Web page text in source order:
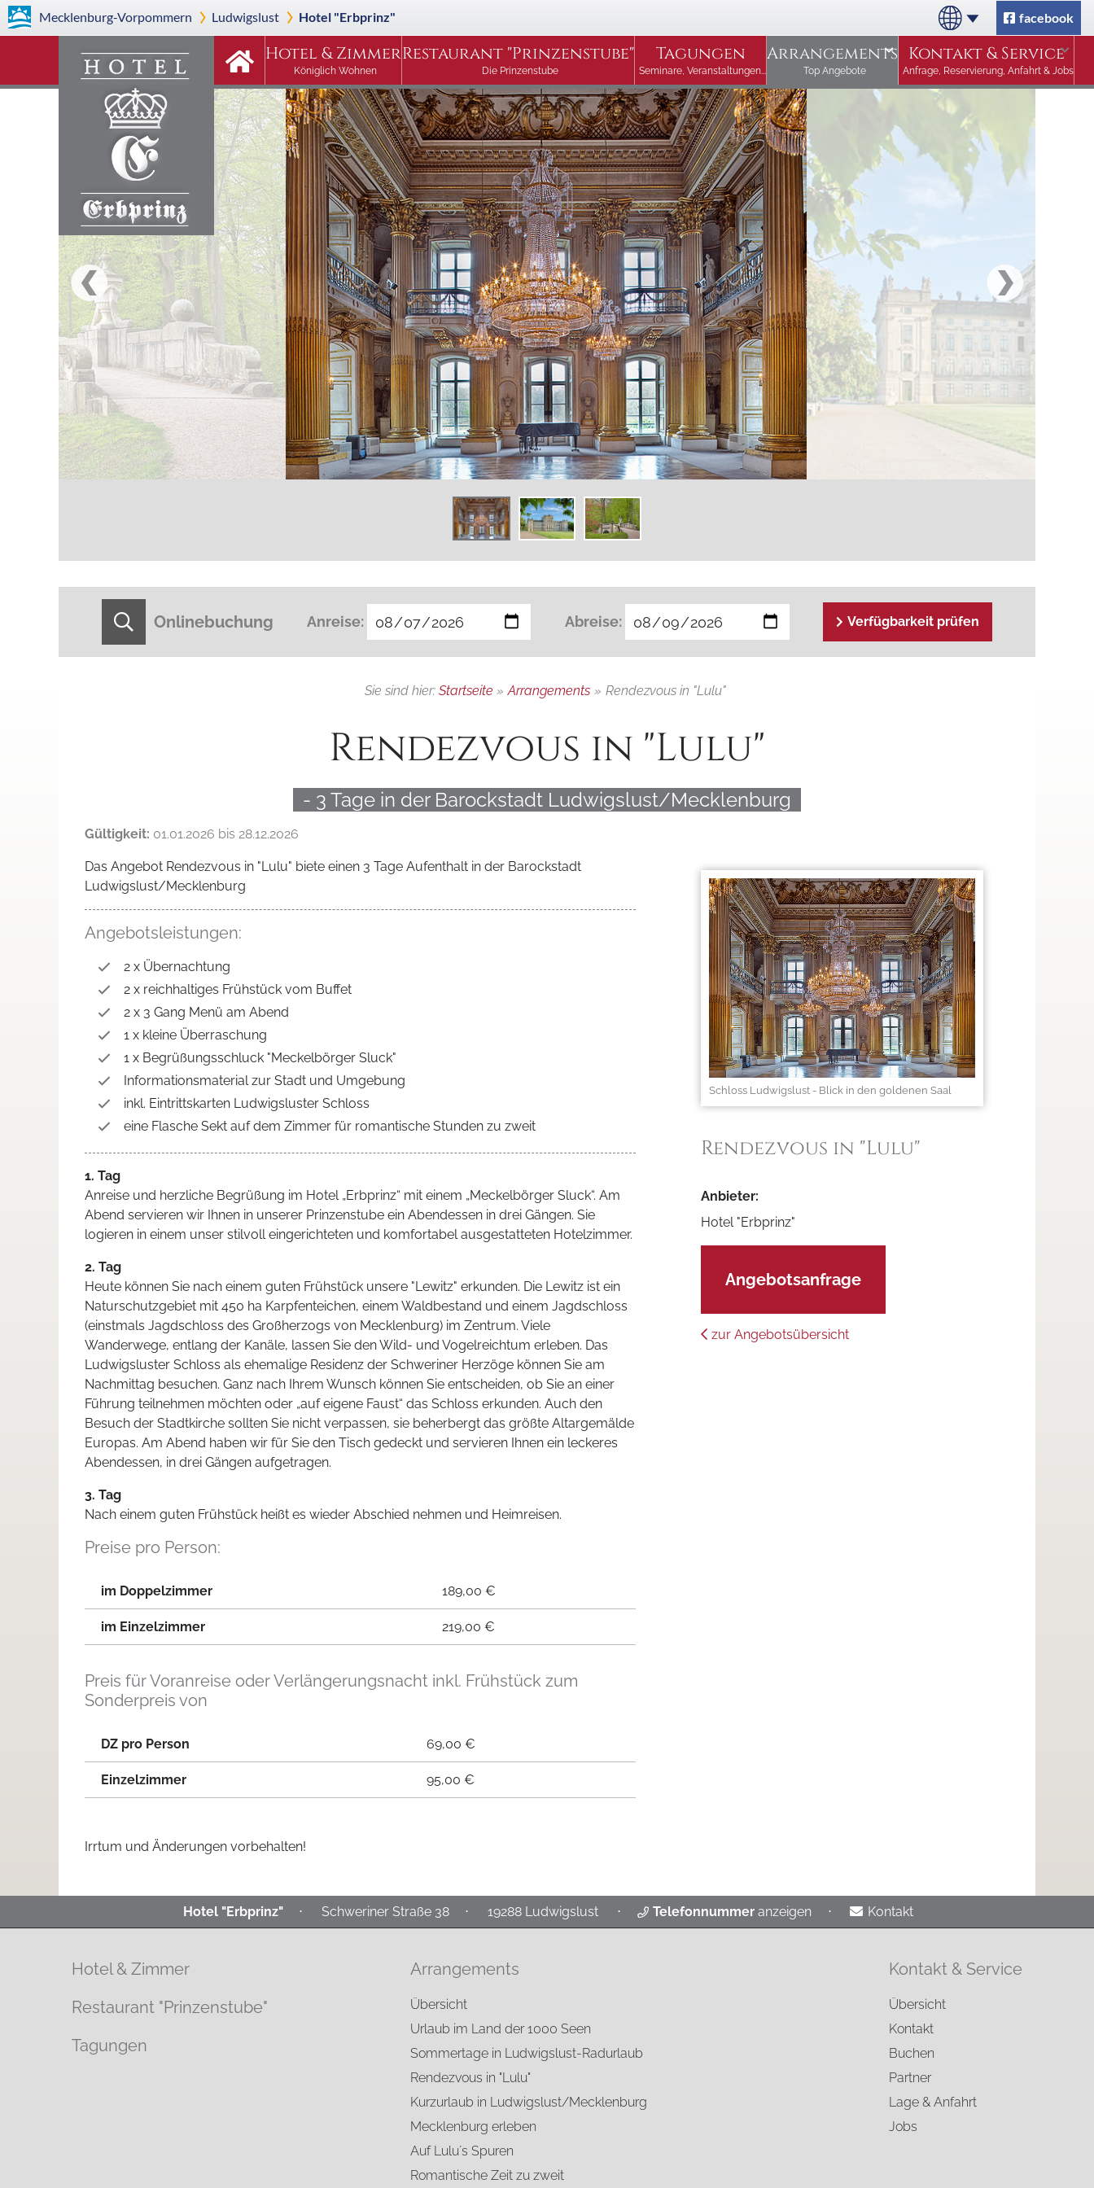
Mecklenburg-Vorpommern Ludwigslust Hotel "Erbprinz" facebook
Hotel & Zimmer
Königlich Wohnen
Restaurant "Prinzenstube"
Die Prinzenstube
Tagungen
Seminare, Veranstaltungen...
Arrangements
Top Angebote
Kontakt & Service
Anfrage, Reservierung, Anfahrt & Jobs
Onlinebuchung Anreise: Abreise: Verfügbarkeit prüfen
Sie sind hier: Startseite » Arrangements » Rendezvous in "Lulu"
Rendezvous in "Lulu"
- 3 Tage in der Barockstadt Ludwigslust/Mecklenburg
Gültigkeit: 01.01.2026 bis 28.12.2026
Das Angebot Rendezvous in "Lulu" biete einen 3 Tage Aufenthalt in der Barockstadt
Ludwigslust/Mecklenburg
Angebotsleistungen:
2 x Übernachtung
2 x reichhaltiges Frühstück vom Buffet
2 x 3 Gang Menü am Abend
1 x kleine Überraschung
1 x Begrüßungsschluck "Meckelbörger Sluck"
Informationsmaterial zur Stadt und Umgebung
inkl. Eintrittskarten Ludwigsluster Schloss
eine Flasche Sekt auf dem Zimmer für romantische Stunden zu zweit
1. Tag
Anreise und herzliche Begrüßung im Hotel „Erbprinz“ mit einem „Meckelbörger Sluck“. Am
Abend servieren wir Ihnen in unserer Prinzenstube ein Abendessen in drei Gängen. Sie
logieren in einem unser stilvoll eingerichteten und komfortabel ausgestatteten Hotelzimmer.
2. Tag
Heute können Sie nach einem guten Frühstück unsere "Lewitz" erkunden. Die Lewitz ist ein
Naturschutzgebiet mit 450 ha Karpfenteichen, einem Waldbestand und einem Jagdschloss
(einstmals Jagdschloss des Großherzogs von Mecklenburg) im Zentrum. Viele
Wanderwege, entlang der Kanäle, lassen Sie den Wild- und Vogelreichtum erleben. Das
Ludwigsluster Schloss als ehemalige Residenz der Schweriner Herzöge können Sie am
Nachmittag besuchen. Ganz nach Ihrem Wunsch können Sie entscheiden, ob Sie an einer
Führung teilnehmen möchten oder „auf eigene Faust“ das Schloss erkunden. Auch den
Besuch der Stadtkirche sollten Sie nicht verpassen, sie beherbergt das größte Altargemälde
Europas. Am Abend haben wir für Sie den Tisch gedeckt und servieren Ihnen ein leckeres
Abendessen, in drei Gängen aufgetragen.
3. Tag
Nach einem guten Frühstück heißt es wieder Abschied nehmen und Heimreisen.
Preise pro Person:
im Doppelzimmer 189,00 €
im Einzelzimmer 219,00 €
Preis für Voranreise oder Verlängerungsnacht inkl. Frühstück zum
Sonderpreis von
DZ pro Person 69,00 €
Einzelzimmer 95,00 €
Schloss Ludwigslust - Blick in den goldenen Saal
Rendezvous in "Lulu"
Anbieter:
Hotel "Erbprinz"
Angebotsanfrage
zur Angebotsübersicht
Irrtum und Änderungen vorbehalten!
Hotel "Erbprinz" ⋅ Schweriner Straße 38 ⋅ 19288 Ludwigslust ⋅ Telefonnummer anzeigen ⋅ Kontakt
Hotel & Zimmer
Restaurant "Prinzenstube"
Tagungen
Arrangements
Übersicht
Urlaub im Land der 1000 Seen
Sommertage in Ludwigslust-Radurlaub
Rendezvous in "Lulu"
Kurzurlaub in Ludwigslust/Mecklenburg
Mecklenburg erleben
Auf Lulu´s Spuren
Romantische Zeit zu zweit
Kontakt & Service
Übersicht
Kontakt
Buchen
Partner
Lage & Anfahrt
Jobs